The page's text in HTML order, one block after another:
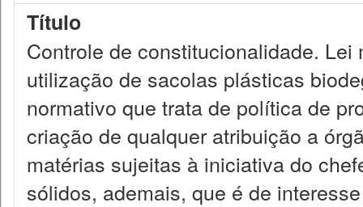
Título
Controle de constitucionalidade.
utilização de sacolas plásticas
normativo que trata de política de
criação de qualquer atribuição a
matérias sujeitas à iniciativa do
sólidos, ademais, que é de